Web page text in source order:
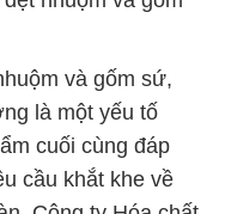
và gốm sứ,
là một yếu tố
cuối cùng đáp
cầu khắt khe về